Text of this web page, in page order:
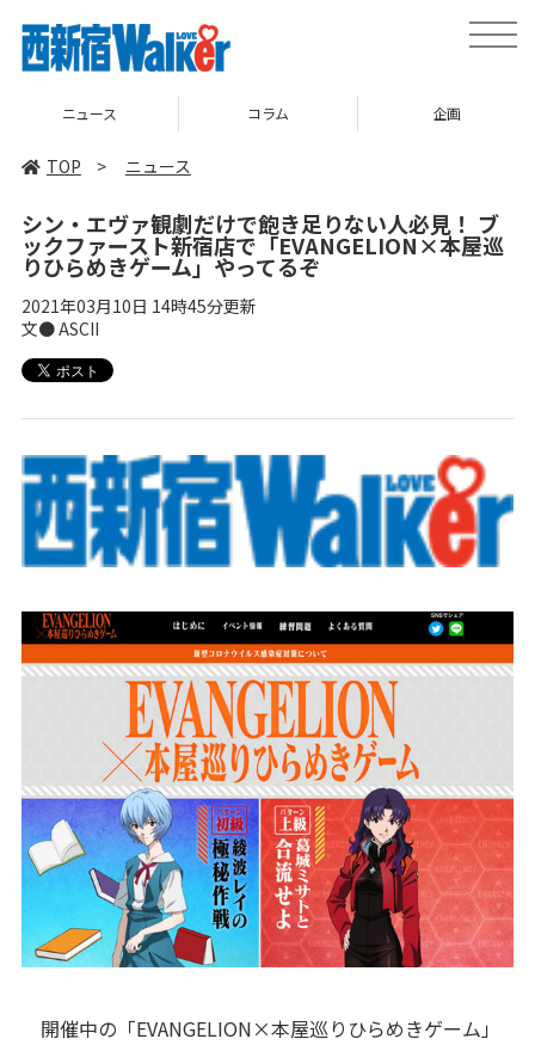
toggle
TOP > ニュース
シン・エヴァ観劇だけで飽き足りない人必見！ ブ
ックファースト新宿店で「EVANGELION×本屋巡
りひらめきゲーム」やってるぞ
2021年03月10日 14時45分更新
文● ASCII
開催中の「EVANGELION×本屋巡りひらめきゲーム」